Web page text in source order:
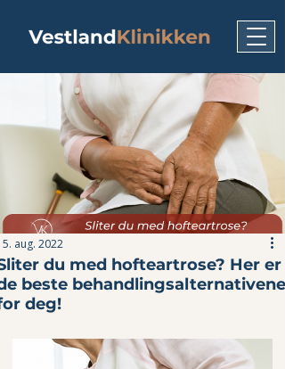
du med hofteartrose? Her er
beste behandlingsalternativene
deg!
aug. 2022